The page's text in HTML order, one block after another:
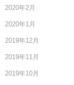
2020年2月
2020年1月
2019年12月
2019年11月
2019年10月